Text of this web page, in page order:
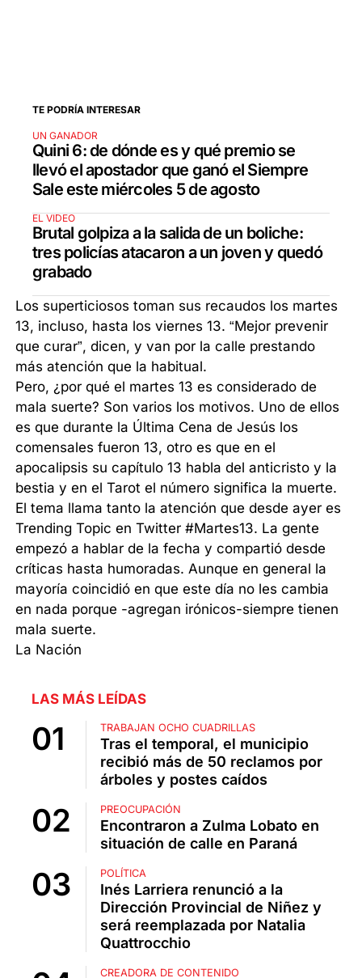
TE PODRÍA INTERESAR
UN GANADOR
Quini 6: de dónde es y qué premio se
llevó el apostador que ganó el Siempre
Sale este miércoles 5 de agosto
EL VIDEO
Brutal golpiza a la salida de un boliche:
tres policías atacaron a un joven y quedó
grabado
Los superticiosos toman sus recaudos los martes
13, incluso, hasta los viernes 13. “Mejor prevenir
que curar”, dicen, y van por la calle prestando
más atención que la habitual.
Pero, ¿por qué el martes 13 es considerado de
mala suerte? Son varios los motivos. Uno de ellos
es que durante la Última Cena de Jesús los
comensales fueron 13, otro es que en el
apocalipsis su capítulo 13 habla del anticristo y la
bestia y en el Tarot el número significa la muerte.
El tema llama tanto la atención que desde ayer es
Trending Topic en Twitter #Martes13. La gente
empezó a hablar de la fecha y compartió desde
críticas hasta humoradas. Aunque en general la
mayoría coincidió en que este día no les cambia
en nada porque -agregan irónicos-siempre tienen
mala suerte.
La Nación
LAS MÁS LEÍDAS
TRABAJAN OCHO CUADRILLAS
Tras el temporal, el municipio
recibió más de 50 reclamos por
árboles y postes caídos
PREOCUPACIÓN
Encontraron a Zulma Lobato en
situación de calle en Paraná
POLÍTICA
Inés Larriera renunció a la
Dirección Provincial de Niñez y
será reemplazada por Natalia
Quattrocchio
CREADORA DE CONTENIDO